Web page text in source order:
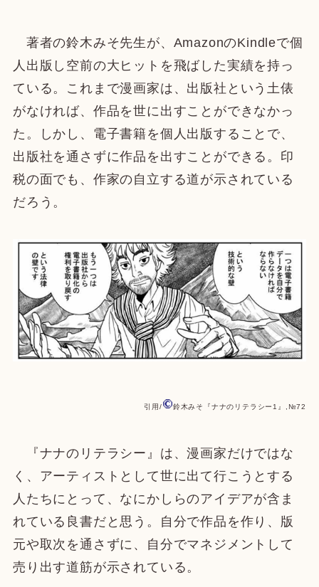
著者の鈴木みそ先生が、AmazonのKindleで個
人出版し空前の大ヒットを飛ばした実績を持っ
ている。これまで漫画家は、出版社という土俵
がなければ、作品を世に出すことができなかっ
た。しかし、電子書籍を個人出版することで、
出版社を通さずに作品を出すことができる。印
税の面でも、作家の自立する道が示されている
だろう。
引用/ 鈴木みそ『ナナのリテラシー1』,№72
『ナナのリテラシー』は、漫画家だけではな
く、アーティストとして世に出て行こうとする
人たちにとって、なにかしらのアイデアが含ま
れている良書だと思う。自分で作品を作り、版
元や取次を通さずに、自分でマネジメントして
売り出す道筋が示されている。